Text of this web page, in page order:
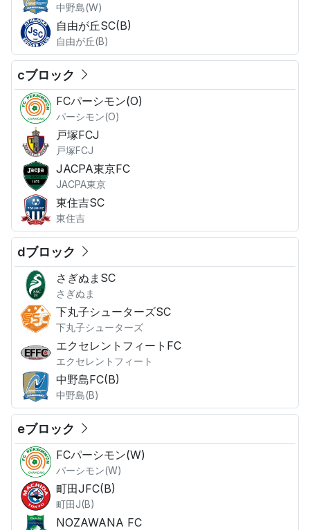
中野島(W)
自由が丘SC(B)
自由が丘(B)
cブロック
FCパーシモン(O)
パーシモン(O)
戸塚FCJ
戸塚FCJ
JACPA東京FC
JACPA東京
東住吉SC
東住吉
dブロック
さぎぬまSC
さぎぬま
下丸子シューターズSC
下丸子シューターズ
エクセレントフィートFC
エクセレントフィート
中野島FC(B)
中野島(B)
eブロック
FCパーシモン(W)
パーシモン(W)
町田JFC(B)
町田J(B)
NOZAWANA FC